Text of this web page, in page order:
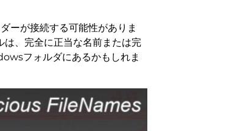
ーが接続する可能性がありま
は、完全に正当な名前または完
フォルダにあるかもしれま